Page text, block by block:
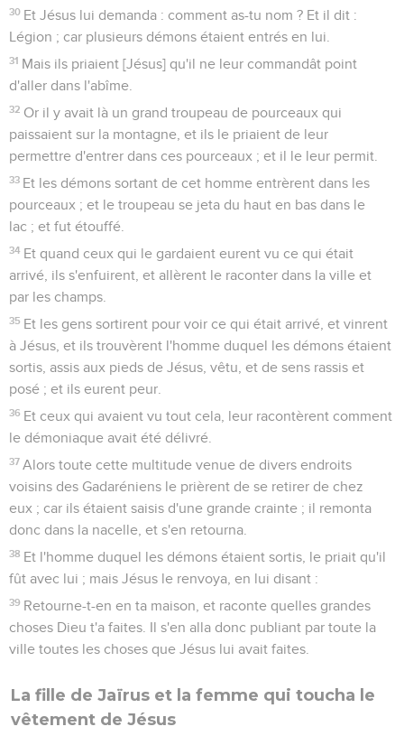
30 Et Jésus lui demanda : comment as-tu nom ? Et il dit :
Légion ; car plusieurs démons étaient entrés en lui.
31 Mais ils priaient [Jésus] qu'il ne leur commandât point
d'aller dans l'abîme.
32 Or il y avait là un grand troupeau de pourceaux qui
paissaient sur la montagne, et ils le priaient de leur
permettre d'entrer dans ces pourceaux ; et il le leur permit.
33 Et les démons sortant de cet homme entrèrent dans les
pourceaux ; et le troupeau se jeta du haut en bas dans le
lac ; et fut étouffé.
34 Et quand ceux qui le gardaient eurent vu ce qui était
arrivé, ils s'enfuirent, et allèrent le raconter dans la ville et
par les champs.
35 Et les gens sortirent pour voir ce qui était arrivé, et vinrent
à Jésus, et ils trouvèrent l'homme duquel les démons étaient
sortis, assis aux pieds de Jésus, vêtu, et de sens rassis et
posé ; et ils eurent peur.
36 Et ceux qui avaient vu tout cela, leur racontèrent comment
le démoniaque avait été délivré.
37 Alors toute cette multitude venue de divers endroits
voisins des Gadaréniens le prièrent de se retirer de chez
eux ; car ils étaient saisis d'une grande crainte ; il remonta
donc dans la nacelle, et s'en retourna.
38 Et l'homme duquel les démons étaient sortis, le priait qu'il
fût avec lui ; mais Jésus le renvoya, en lui disant :
39 Retourne-t-en en ta maison, et raconte quelles grandes
choses Dieu t'a faites. Il s'en alla donc publiant par toute la
ville toutes les choses que Jésus lui avait faites.
La fille de Jaïrus et la femme qui toucha le
vêtement de Jésus